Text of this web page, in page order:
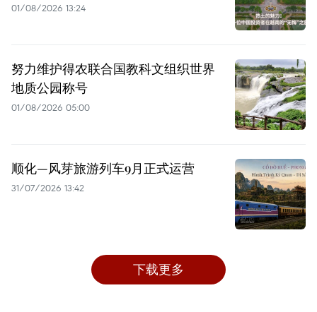
01/08/2026 13:24
努力维护得农联合国教科文组织世界
地质公园称号
01/08/2026 05:00
顺化—风芽旅游列车9月正式运营
31/07/2026 13:42
下载更多